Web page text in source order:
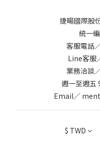
捷暘國際股
統一
客服電話
Line客服
業務洽談
週一至週五
Email／
$ TWD